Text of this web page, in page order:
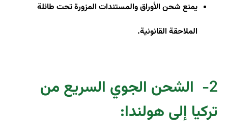
يمنع شحن الأوراق والمستندات المزورة تحت طائلة
الملاحقة القانونية.
2-
الشحن الجوي السريع من
تركيا إلى هولندا: